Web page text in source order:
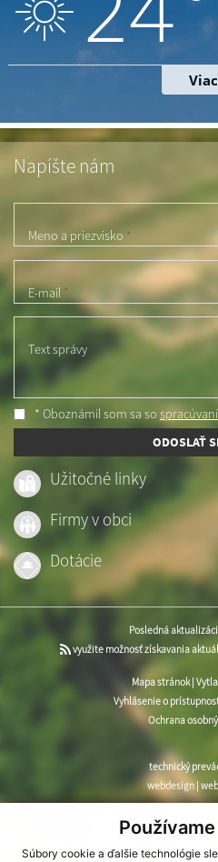
Súbory cookie a ďalšie technológie
Napíšte nám
Meno a priezvisko *
E-mail*
Text správy
* Oboznámil som sa so
ODOSLAŤ
Užitočné linky
Firmy v obci
Dotácie
Posledná
využite možnosť získavania
Mapa stránok|
Vyhlásenie o
Ochrana
technický
webdesign
CMS systém (redakčný) systém
webhosting
,webex.digital,
spoločnosť